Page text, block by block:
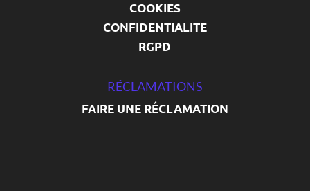
COOKIES
CONFIDENTIALITE
RGPD
RÉCLAMATIONS
FAIRE UNE RÉCLAMATION